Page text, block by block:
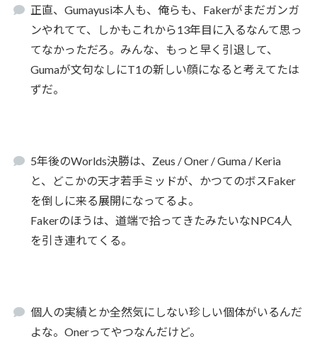
正直、Gumayusi本人も、俺らも、Fakerがまだガンガ
ンやれてて、しかもこれから13年目に入るなんて思っ
てなかっただろ。みんな、もっと早く引退して、
Gumaが文句なしにT1の新しい顔になると考えてたは
ずだ。
5年後のWorlds決勝は、Zeus / Oner / Guma / Keria
と、どこかの天才若手ミッドが、かつてのボスFaker
を倒しに来る展開になってるよ。
Fakerのほうは、道端で拾ってきたみたいなNPC4人
を引き連れてくる。
個人の実績とか全然気にしない珍しい個体がいるんだ
よな。Onerってやつなんだけど。